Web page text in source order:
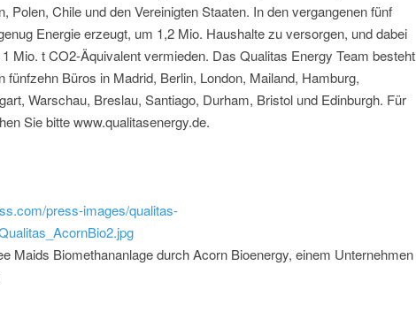
Polen, Chile und den Vereinigten Staaten. In den vergangenen fünf
Energie erzeugt, um 1,2 Mio. Haushalte zu versorgen, und dabei
Mio. t CO2-Äquivalent vermieden. Das Qualitas Energy Team besteht
fünfzehn Büros in Madrid, Berlin, London, Mailand, Hamburg,
Warschau, Breslau, Santiago, Durham, Bristol und Edinburgh. Für
Sie bitte www.qualitasenergy.de.
press-images/qualitas-
Maids Biomethananlage durch Acorn Bioenergy, einem Unternehmen